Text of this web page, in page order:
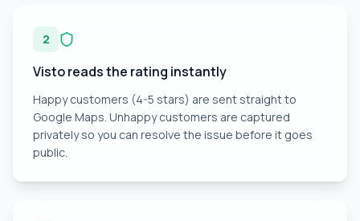
2
Visto reads the rating instantly
Happy customers (4-5 stars) are sent straight to
Google Maps. Unhappy customers are captured
privately so you can resolve the issue before it goes
public.